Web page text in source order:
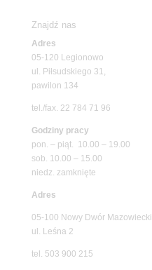
Znajdź nas
Adres
05-120 Legionowo
ul. Piłsudskiego 31,
pawilon 134
tel./fax. 22 784 71 96
Godziny pracy
pon. – piąt. 10.00 – 19.00
sob. 10.00 – 15.00
niedz. zamknięte
Adres
05-100 Nowy Dwór Mazowiecki
ul. Leśna 2
tel. 503 900 215